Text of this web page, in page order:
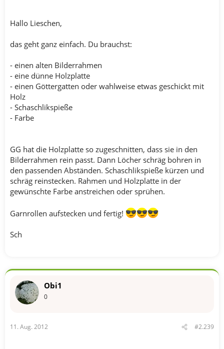
Hallo Lieschen,
das geht ganz einfach. Du brauchst:
- einen alten Bilderrahmen
- eine dünne Holzplatte
- einen Göttergatten oder wahlweise etwas geschickt mit
Holz
- Schaschlikspieße
- Farbe
GG hat die Holzplatte so zugeschnitten, dass sie in den
Bilderrahmen rein passt. Dann Löcher schräg bohren in
den passenden Abständen. Schaschlikspieße kürzen und
schräg reinstecken. Rahmen und Holzplatte in der
gewünschte Farbe anstreichen oder sprühen.
Garnrollen aufstecken und fertig!
Sch
Obi1
0
11. Aug. 2012 #2.239